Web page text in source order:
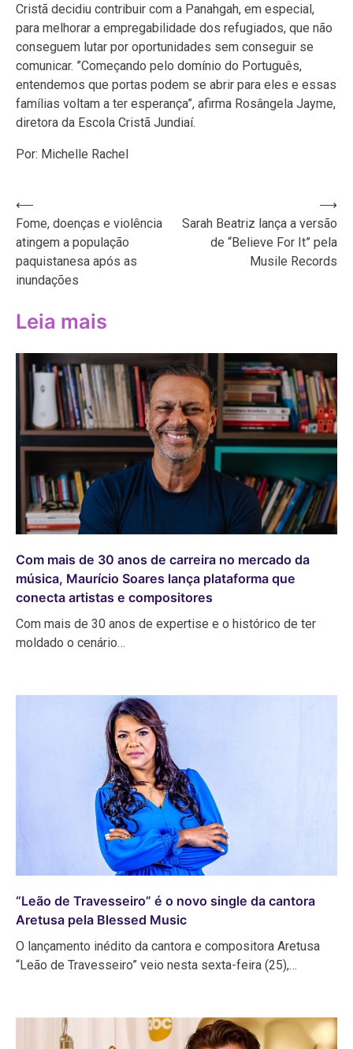
Cristã decidiu contribuir com a Panahgah, em especial,
para melhorar a empregabilidade dos refugiados, que não
conseguem lutar por oportunidades sem conseguir se
comunicar. ”Começando pelo domínio do Português,
entendemos que portas podem se abrir para eles e essas
famílias voltam a ter esperança”, afirma Rosângela Jayme,
diretora da Escola Cristã Jundiaí.
Por: Michelle Rachel
Navegação
de
Post
⟵
Fome, doenças e violência
atingem a população
paquistanesa após as
inundações
Sarah Beatriz lança a versão
de “Believe For It” pela
Musile Records
⟶
Leia mais
Com mais de 30 anos de carreira no mercado da
música, Maurício Soares lança plataforma que
conecta artistas e compositores
Com mais de 30 anos de expertise e o histórico de ter
moldado o cenário…
“Leão de Travesseiro” é o novo single da cantora
Aretusa pela Blessed Music
O lançamento inédito da cantora e compositora Aretusa
“Leão de Travesseiro” veio nesta sexta-feira (25),…